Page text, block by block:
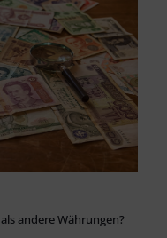
andere Währungen?